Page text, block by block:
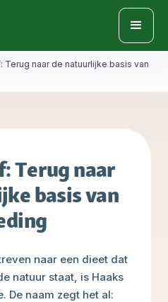
Terug naar de natuurlijke basis van
Terug naar
basis van
naar een dieet dat
natuur staat, is Haaks
De naam zegt het al: